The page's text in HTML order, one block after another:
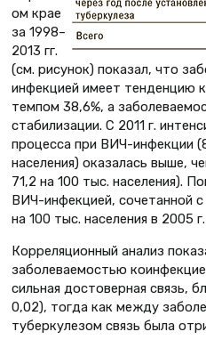
ом крае
за 1998–
2013 гг.
(см. рисунок) показал, что
инфекцией имеет тенденцию
темпом 38,6%, а
стабилизации. С 2011 г.
процесса при ВИЧ-инфекции
населения) оказалась выше,
71,2 на 100 тыс. населения).
ВИЧ-инфекцией, сочетанной с
на 100 тыс. населения в 2005
Корреляционный анализ
заболеваемостью
сильная достоверная связь,
0,02), тогда как между
туберкулезом связь была